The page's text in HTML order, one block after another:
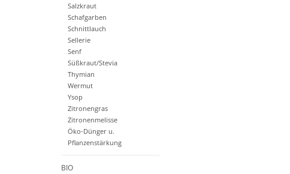
Salzkraut
Schafgarben
Schnittlauch
Sellerie
Senf
Süßkraut/Stevia
Thymian
Wermut
Ysop
Zitronengras
Zitronenmelisse
Öko-Dünger u.
Pflanzenstärkung
BIO